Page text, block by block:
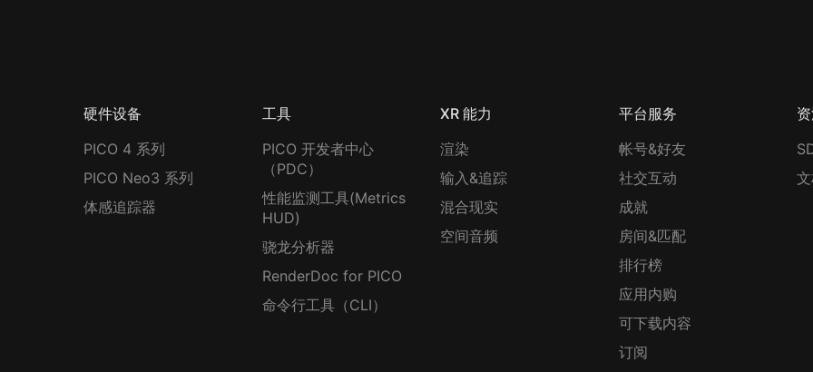
硬件设备
PICO 4 系列
PICO Neo3 系列
体感追踪器
工具
PICO 开发者中心
（PDC）
性能监测工具(Metrics
HUD)
骁龙分析器
RenderDoc for PICO
命令行工具（CLI）
XR 能力
渲染
输入&追踪
混合现实
空间音频
平台服务
帐号&好友
社交互动
成就
房间&匹配
排行榜
应用内购
可下载内容
订阅